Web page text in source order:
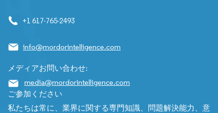
+1 617-765-2493
info@mordorintelligence.com
メディアお問い合わせ:
media@mordorintelligence.com
ご参加ください
私たちは常に、業界に関する専門知識、問題解決能力、意